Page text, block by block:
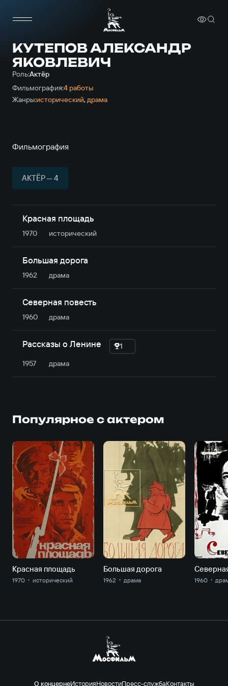
КУТЕПОВ АЛЕКСАНДР
ЯКОВЛЕВИЧ
Роль:Актёр
Фильмография:4 работы
Жанры:исторический,драма
Фильмография
АКТЁР — 4
Красная площадь
1970 исторический
Большая дорога
1962 драма
Северная повесть
1960 драма
Рассказы о Ленине
1
1957
драма
Популярное с актером
Красная площадь
1970 исторический
Большая дорога
1962 драма 1960
О концернеИсторияНовостиПресс-службаКонтакты